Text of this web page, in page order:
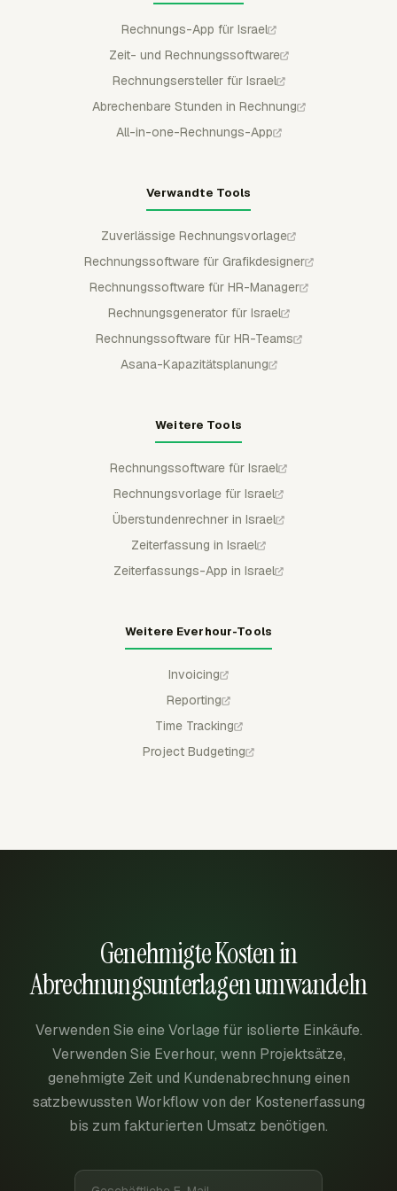
Rechnungs-App für Israel
Zeit- und Rechnungssoftware
Rechnungsersteller für Israel
Abrechenbare Stunden in Rechnung
All-in-one-Rechnungs-App
Verwandte Tools
Zuverlässige Rechnungsvorlage
Rechnungssoftware für Grafikdesigner
Rechnungssoftware für HR-Manager
Rechnungsgenerator für Israel
Rechnungssoftware für HR-Teams
Asana-Kapazitätsplanung
Weitere Tools
Rechnungssoftware für Israel
Rechnungsvorlage für Israel
Überstundenrechner in Israel
Zeiterfassung in Israel
Zeiterfassungs-App in Israel
Weitere Everhour-Tools
Invoicing
Reporting
Time Tracking
Project Budgeting
Genehmigte Kosten in
Abrechnungsunterlagen umwandeln
Verwenden Sie eine Vorlage für isolierte Einkäufe.
Verwenden Sie Everhour, wenn Projektsätze,
genehmigte Zeit und Kundenabrechnung einen
satzbewussten Workflow von der Kostenerfassung
bis zum fakturierten Umsatz benötigen.